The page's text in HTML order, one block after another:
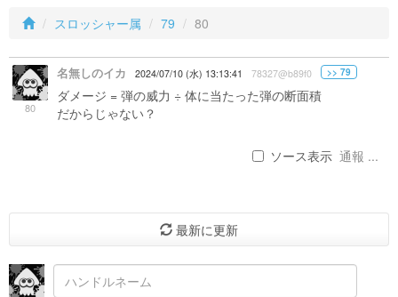
スロッシャー属 79 80
80
名無しのイカ 2024/07/10 (水) 13:13:41 78327@b89f0 >> 79
ダメージ = 弾の威力 ÷ 体に当たった弾の断面積
だからじゃない？
ソース表示 通報 ...
最新に更新